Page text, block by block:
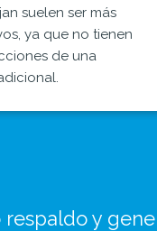
suelen ser más
ya que no tienen
de una
y